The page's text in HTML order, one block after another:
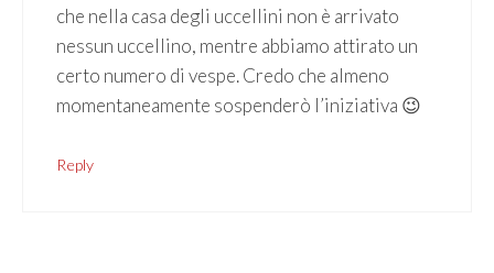
che nella casa degli uccellini non è arrivato
nessun uccellino, mentre abbiamo attirato un
certo numero di vespe. Credo che almeno
momentaneamente sospenderò l’iniziativa 😉
Reply